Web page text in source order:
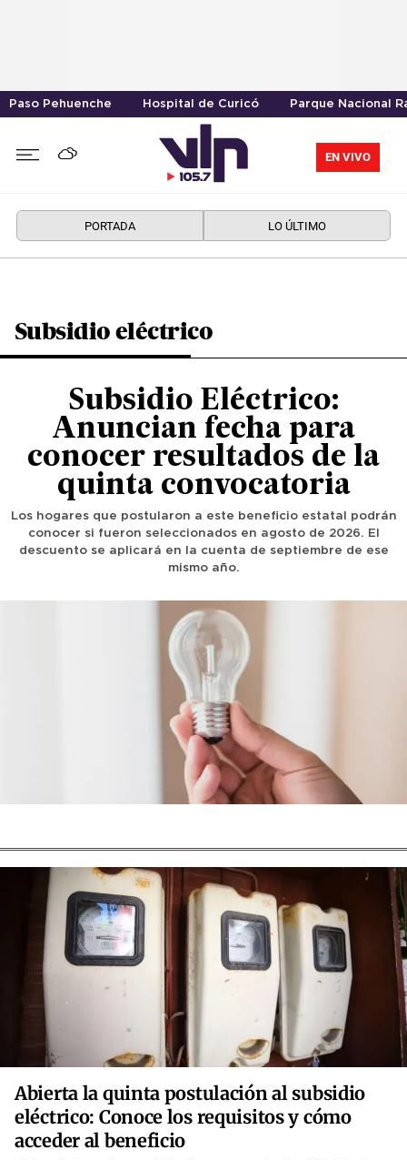
Paso Pehuenche Hospital de Curicó Parque Nacional
EN VIVO
PORTADA LO ÚLTIMO
Subsidio eléctrico
Subsidio Eléctrico:
Anuncian fecha para
conocer resultados de la
quinta convocatoria
Los hogares que postularon a este beneficio estatal podrán
conocer si fueron seleccionados en agosto de 2026. El
descuento se aplicará en la cuenta de septiembre de ese
mismo año.
Abierta la quinta postulación al subsidio
eléctrico: Conoce los requisitos y cómo
acceder al beneficio